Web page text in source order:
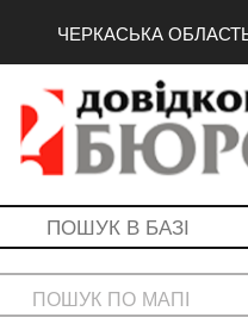
ЧЕРКАСЬКА
ПОШУК ПО МАПІ